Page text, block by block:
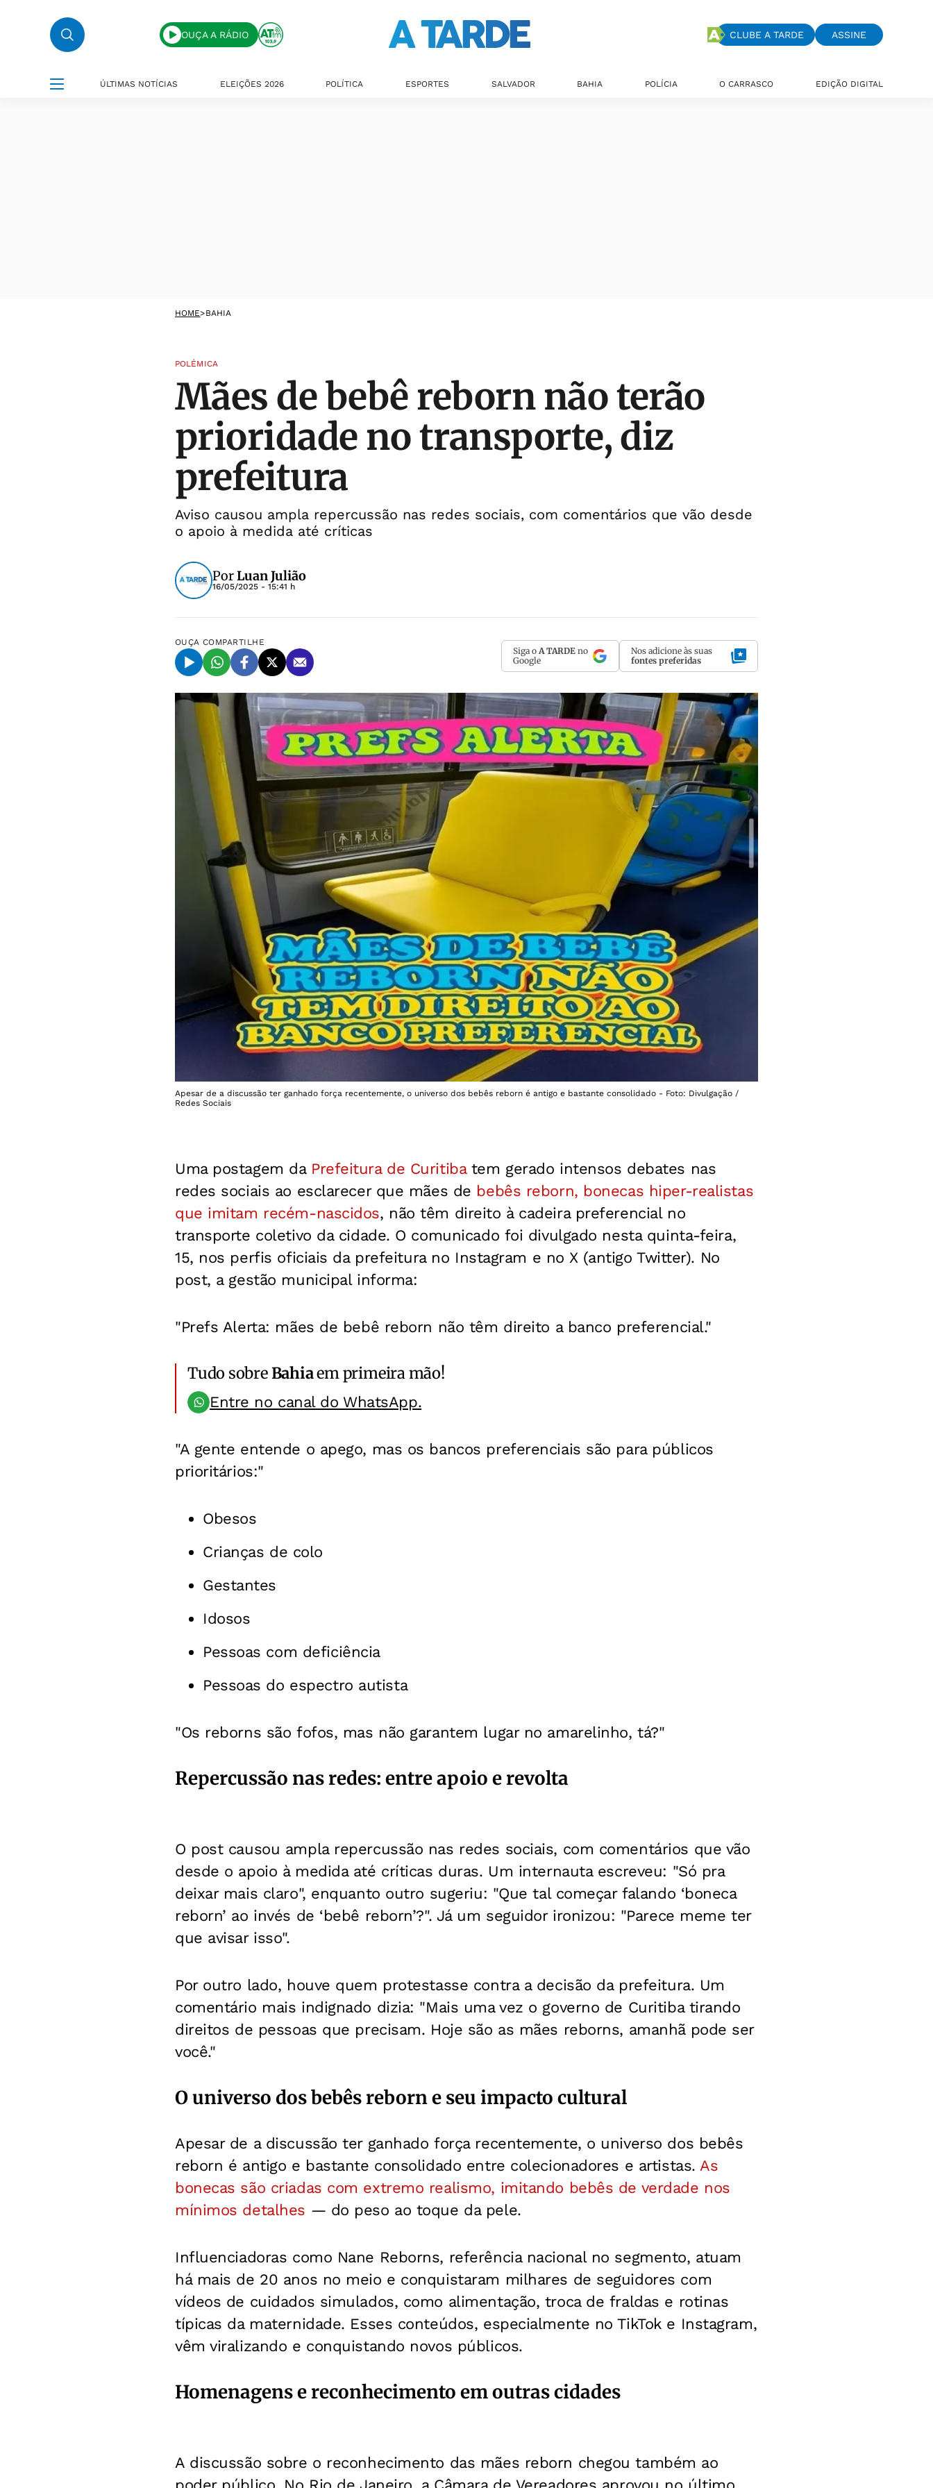
OUÇA A RÁDIO CLUBE A TARDE ASSINE
ÚLTIMAS NOTÍCIAS ELEIÇÕES 2026 POLÍTICA ESPORTES SALVADOR BAHIA POLÍCIA O CARRASCO EDIÇÃO DIGITAL
HOME>BAHIA
POLÉMICA
Mães de bebê reborn não terão
prioridade no transporte, diz
prefeitura
Aviso causou ampla repercussão nas redes sociais, com comentários que vão desde
o apoio à medida até críticas
PorLuan Julião
16/05/2025 - 15:41 h
OUÇA COMPARTILHE
Siga o A TARDE no
Google
Nos adicione às suas
fontes preferidas
Apesar de a discussão ter ganhado força recentemente, o universo dos bebês reborn é antigo e bastante consolidado - Foto: Divulgação /
Redes Sociais
Uma postagem da Prefeitura de Curitibatem gerado intensos debates nas
redes sociais ao esclarecer que mães de bebês reborn, bonecas hiper-realistas
que imitam recém-nascidos, não têm direito à cadeira preferencial no
transporte coletivo da cidade. O comunicado foi divulgado nesta quinta-feira,
15, nos perfis oficiais da prefeitura no Instagram e no X (antigo Twitter). No
post, a gestão municipal informa:
"Prefs Alerta: mães de bebê reborn não têm direito a banco preferencial."
Tudo sobreBahiaem primeira mão!
Entre no canal do WhatsApp.
"A gente entende o apego, mas os bancos preferenciais são para públicos
prioritários:"
Obesos
Crianças de colo
Gestantes
Idosos
Pessoas com deficiência
Pessoas do espectro autista
"Os reborns são fofos, mas não garantem lugar no amarelinho, tá?"
Repercussão nas redes: entre apoio e revolta
O post causou ampla repercussão nas redes sociais, com comentários que vão
desde o apoio à medida até críticas duras. Um internauta escreveu: "Só pra
deixar mais claro", enquanto outro sugeriu: "Que tal começar falando ‘boneca
reborn’ ao invés de ‘bebê reborn’?". Já um seguidor ironizou: "Parece meme ter
que avisar isso".
Por outro lado, houve quem protestasse contra a decisão da prefeitura. Um
comentário mais indignado dizia: "Mais uma vez o governo de Curitiba tirando
direitos de pessoas que precisam. Hoje são as mães reborns, amanhã pode ser
você."
O universo dos bebês reborn e seu impacto cultural
Apesar de a discussão ter ganhado força recentemente, o universo dos bebês
reborn é antigo e bastante consolidado entre colecionadores e artistas.As
bonecas são criadas com extremo realismo, imitando bebês de verdade nos
mínimos detalhes — do peso ao toque da pele.
Influenciadoras como Nane Reborns, referência nacional no segmento, atuam
há mais de 20 anos no meio e conquistaram milhares de seguidores com
vídeos de cuidados simulados, como alimentação, troca de fraldas e rotinas
típicas da maternidade. Esses conteúdos, especialmente no TikTok e Instagram,
vêm viralizando e conquistando novos públicos.
Homenagens e reconhecimento em outras cidades
A discussão sobre o reconhecimento das mães reborn chegou também ao